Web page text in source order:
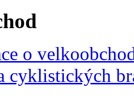
o
cyklistických